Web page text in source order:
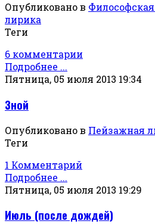
Опубликовано в
лирика
Теги
6 комментарии
Подробнее ...
Пятница, 05 июля 2013 19:34
Зной
Опубликовано в Пейзажная
Теги
1 Комментарий
Подробнее ...
Пятница, 05 июля 2013 19:29
Июль (после дождей)